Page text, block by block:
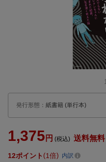
1
発行形態 ： 紙書籍 (単行本)
1,375 円 (税込) 送料無料
12ポイント 1倍 内訳